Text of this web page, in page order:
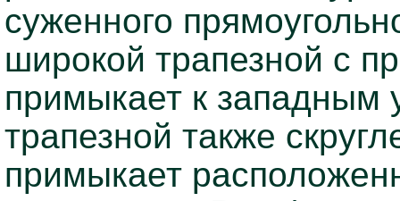
суженного
широкой трапезной с
примыкает к западным
трапезной также
примыкает